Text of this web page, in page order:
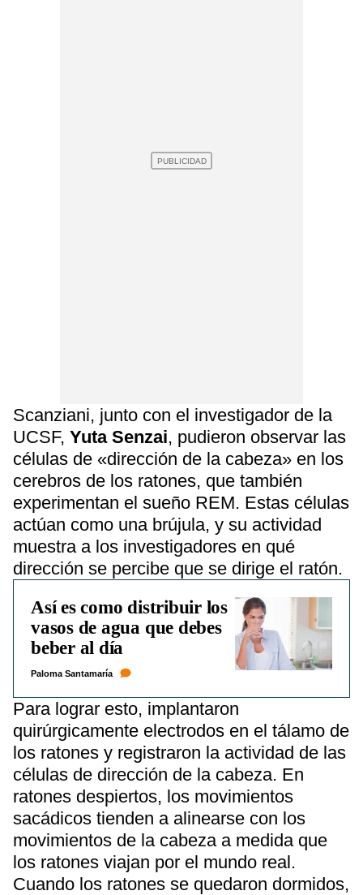
Scanziani, junto con el investigador de la
UCSF, Yuta Senzai, pudieron observar las
células de «dirección de la cabeza» en los
cerebros de los ratones, que también
experimentan el sueño REM. Estas células
actúan como una brújula, y su actividad
muestra a los investigadores en qué
dirección se percibe que se dirige el ratón.
Así es como distribuir los
vasos de agua que debes
beber al día
Paloma Santamaría
Para lograr esto, implantaron
quirúrgicamente electrodos en el tálamo de
los ratones y registraron la actividad de las
células de dirección de la cabeza. En
ratones despiertos, los movimientos
sacádicos tienden a alinearse con los
movimientos de la cabeza a medida que
los ratones viajan por el mundo real.
Cuando los ratones se quedaron dormidos,